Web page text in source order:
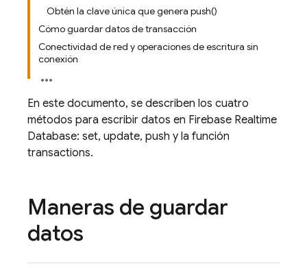
Obtén la clave única que genera push()
Cómo guardar datos de transacción
Conectividad de red y operaciones de escritura sin
conexión
En este documento, se describen los cuatro
métodos para escribir datos en Firebase Realtime
Database: set, update, push y la función
transactions.
Maneras de guardar
datos